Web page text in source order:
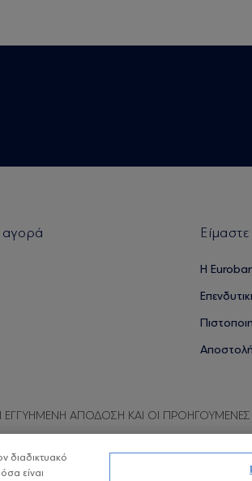
αγορά
H
ΑΠΟΔΟΣΗ ΚΑΙ ΟΙ ΠΡΟΗΓΟΥΜΕΝΕΣ
διαδικτυακό
είναι